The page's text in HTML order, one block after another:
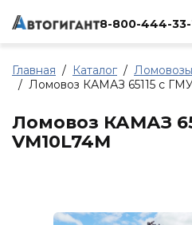
8-800-444-33-
Главная Каталог
Ломовозы
Ломовоз КАМАЗ 65115 с
Ломовоз КАМАЗ
VM10L74M